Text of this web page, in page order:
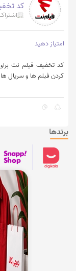
کد
امتیاز دهید
کد تخفیف فیلم نت
کردن فیلم ها و سریال
برندها